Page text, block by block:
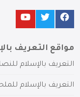
مواقع التعريف
التعريف بالإسلام
التعريف بالإسلام